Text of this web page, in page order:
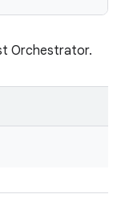
Orchestrator.